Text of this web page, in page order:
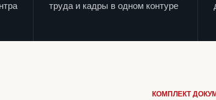
труда и кадры в одном контуре
КОМПЛЕКТ